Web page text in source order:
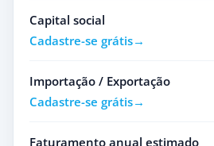
Capital social
Cadastre-se grátis
Importação / Exportação
Cadastre-se grátis
Faturamento anual estimado